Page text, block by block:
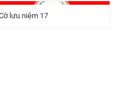
lưu niệm 17